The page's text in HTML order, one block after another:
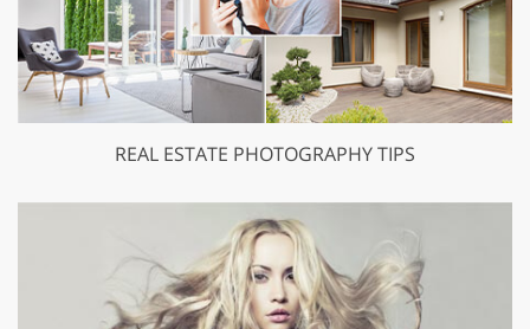
REAL ESTATE PHOTOGRAPHY TIPS